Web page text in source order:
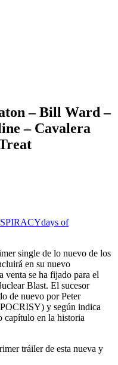
– Bill Ward –
– Cavalera
days of
single de lo nuevo de los
en su nuevo
venta se ha fijado para el
Blast. El sucesor
de nuevo por Peter
y según indica
capítulo en la historia
tráiler de esta nueva y